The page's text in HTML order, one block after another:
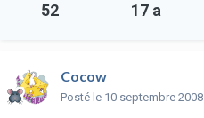
52 17 a
Cocow
Posté le 10 septembre 2008